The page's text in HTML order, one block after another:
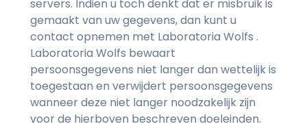
servers. Indien u toch denkt dat er misbruik is
gemaakt van uw gegevens, dan kunt u
contact opnemen met Laboratoria Wolfs .
Laboratoria Wolfs bewaart
persoonsgegevens niet langer dan wettelijk is
toegestaan en verwijdert persoonsgegevens
wanneer deze niet langer noodzakelijk zijn
voor de hierboven beschreven doeleinden.